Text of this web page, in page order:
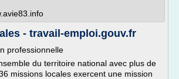
- travail-emploi.gouv.fr
professionnelle
du territoire national avec plus de
missions locales exercent une mission